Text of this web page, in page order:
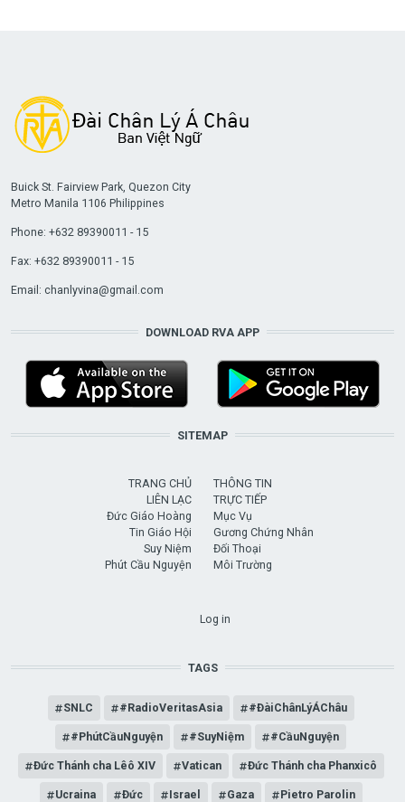
Buick St. Fairview Park, Quezon City
Metro Manila 1106 Philippines
Phone: +632 89390011 - 15
Fax: +632 89390011 - 15
Email: chanlyvina@gmail.com
DOWNLOAD RVA APP
SITEMAP
TRANG CHỦ
LIÊN LẠC
Đức Giáo Hoàng
Tin Giáo Hội
Suy Niệm
Phút Cầu Nguyện
THÔNG TIN
TRỰC TIẾP
Mục Vụ
Gương Chứng Nhân
Đối Thoại
Môi Trường
Log in
TAGS
SNLC #RadioVeritasAsia #ĐàiChânLýÁChâu
#PhútCầuNguyện #SuyNiệm #CầuNguyện
Đức Thánh cha Lêô XIV Vatican Đức Thánh cha Phanxicô
Ucraina Đức Israel Gaza Pietro Parolin